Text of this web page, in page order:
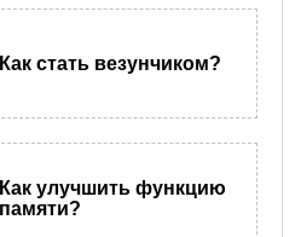
Как стать везунчиком?
Как улучшить функцию
памяти?